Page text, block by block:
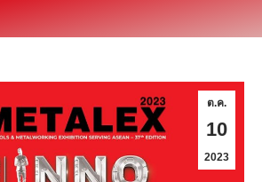
ต.ค.
10
2023